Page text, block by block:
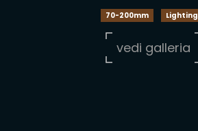
70-200mm Lighting
vedi galleria